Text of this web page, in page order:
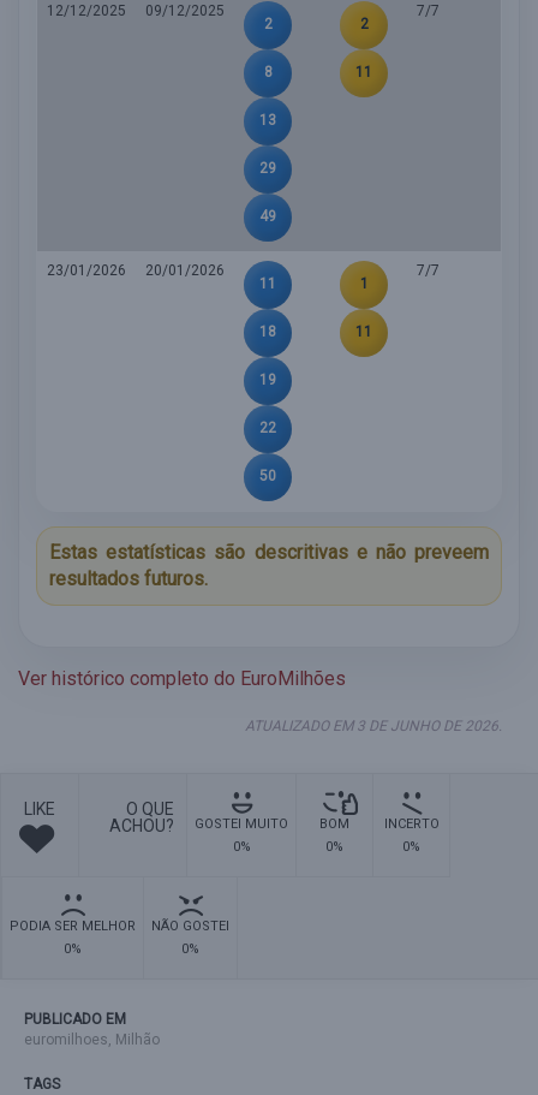
12/12/2025
09/12/2025
2
8
13
29
49
2
11
7/7
23/01/2026
20/01/2026
11
18
19
22
50
1
11
7/7
Estas estatísticas são descritivas e não preveem
resultados futuros.
Ver histórico completo do EuroMilhões
ATUALIZADO EM 3 DE JUNHO DE 2026.
LIKE
O QUE
ACHOU?
GOSTEI MUITO
0%
BOM
0%
INCERTO
0%
PODIA SER MELHOR
0%
NÃO GOSTEI
0%
PUBLICADO EM
euromilhoes, Milhão
TAGS